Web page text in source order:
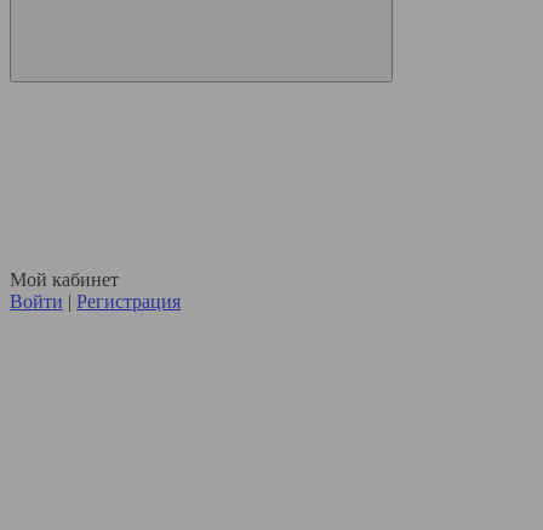
Мой кабинет
Войти | Регистрация